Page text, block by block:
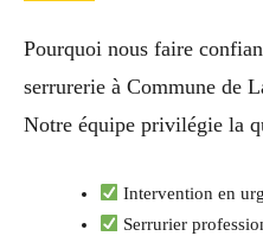
Pourquoi nous faire
serrurerie à Commune de
Notre équipe privilégie la
Intervention en
Serrurier